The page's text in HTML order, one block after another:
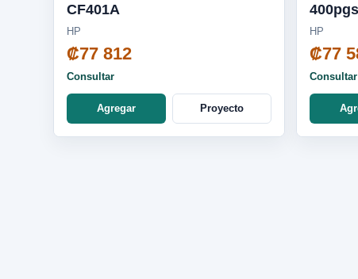
CF401A
HP
₡77 812
Consultar
Agregar Proyecto
HP
₡77
Consultar